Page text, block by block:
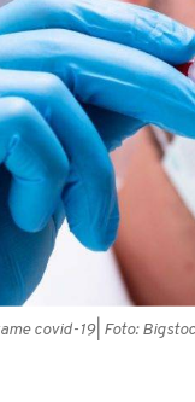
covid-19| Foto: